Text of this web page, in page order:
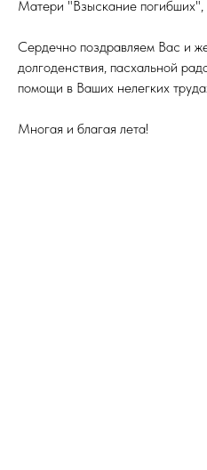
Матери "Взыскание
Сердечно поздравляем Вас и
долгоденствия, пасхальной
помощи в Ваших нелегких
Многая и благая лета!